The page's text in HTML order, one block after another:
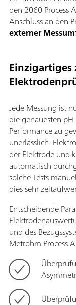
den 2060 Process
Anschluss an den
externer
Einzigartiges
Jede Messung ist
die genauesten
Performance zu
unerlässlich.
der Elektrode und
automatisch
solche Tests
dies sehr
Entscheidende
und des
Metrohm Process